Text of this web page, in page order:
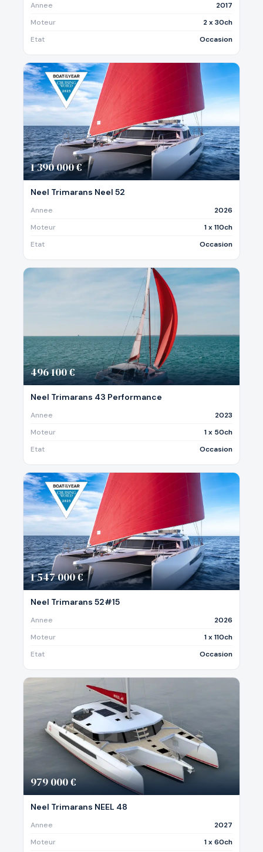
Annee
2017
Moteur
2 x 30ch
Etat
Occasion
1 390 000 €
Neel Trimarans Neel 52
Annee
2026
Moteur
1 x 110ch
Etat
Occasion
496 100 €
Neel Trimarans 43 Performance
Annee
2023
Moteur
1 x 50ch
Etat
Occasion
1 547 000 €
Neel Trimarans 52#15
Annee
2026
Moteur
1 x 110ch
Etat
Occasion
979 000 €
Neel Trimarans NEEL 48
Annee
2027
Moteur
1 x 60ch